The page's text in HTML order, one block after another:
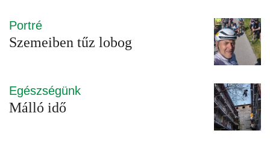
Portré
Szemeiben tűz lobog
Egészségünk
Málló idő